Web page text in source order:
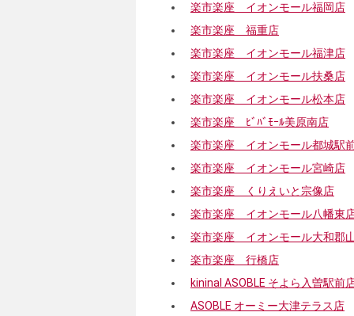
楽市楽座 イオンモール福岡店
楽市楽座 福重店
楽市楽座 イオンモール福津店
楽市楽座 イオンモール扶桑店
楽市楽座 イオンモール松本店
楽市楽座 ﾋﾞﾊﾞﾓｰﾙ美原南店
楽市楽座 イオンモール都城駅
楽市楽座 イオンモール宮崎店
楽市楽座 くりえいと宗像店
楽市楽座 イオンモール八幡東
楽市楽座 イオンモール大和郡
楽市楽座 行橋店
kininal ASOBLE そよら入曽駅前
ASOBLE オーミー大津テラス店